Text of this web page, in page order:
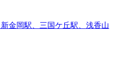
金岡駅、三国ケ丘駅、浅香山